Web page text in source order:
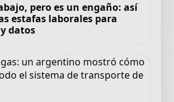
pero es un engaño: así
estafas laborales para
datos